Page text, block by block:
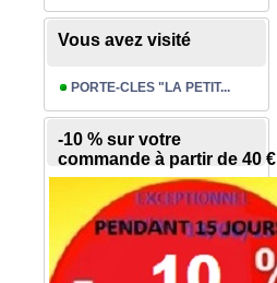
Vous avez visité
PORTE-CLES "LA PETIT...
-10 % sur votre
commande à partir de 40 €